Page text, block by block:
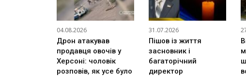
04.08.2026
Дрон атакував
продавця овочів у
Херсоні: чоловік
розповів, як усе було
31.07.2026
Пішов із життя
засновник і
багаторічний
директор